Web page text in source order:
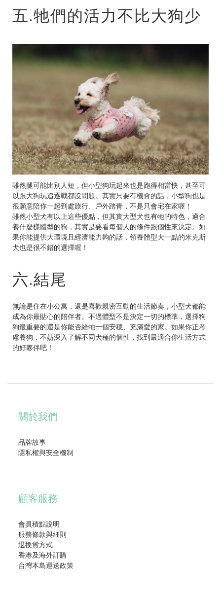
五.牠們的活力不比大狗少
雖然腿可能比別人短，但小型狗玩起來也是跑得相當快，甚至可
以跟大狗玩追逐戰都沒問題。其實只要有機會的話，小型狗也是
很願意陪你一起到處旅行、戶外踏青，不是只會宅在家喔！
雖然小型犬有以上這些優點，但其實大型犬也有牠的特色，適合
養什麼樣體型的狗，其實是要看每個人的條件跟個性來決定。如
果你能提供大環境且經濟能力夠的話，領養體型大一點的米克斯
犬也是很不錯的選擇喔！
六.結尾
無論是住在小公寓，還是喜歡親密互動的生活節奏，小型犬都能
成為你最貼心的陪伴者。不過體型不是決定一切的標準，選擇狗
狗最重要的還是你能否給牠一個安穩、充滿愛的家。如果你正考
慮養狗，不妨深入了解不同犬種的個性，找到最適合你生活方式
的好夥伴吧！
關於我們
品牌故事
隱私權與安全機制
顧客服務
會員積點說明
服務條款與細則
退換貨方式
香港及海外訂購
台灣本島運送政策